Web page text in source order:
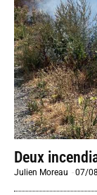
Deux
Julien Moreau -07/